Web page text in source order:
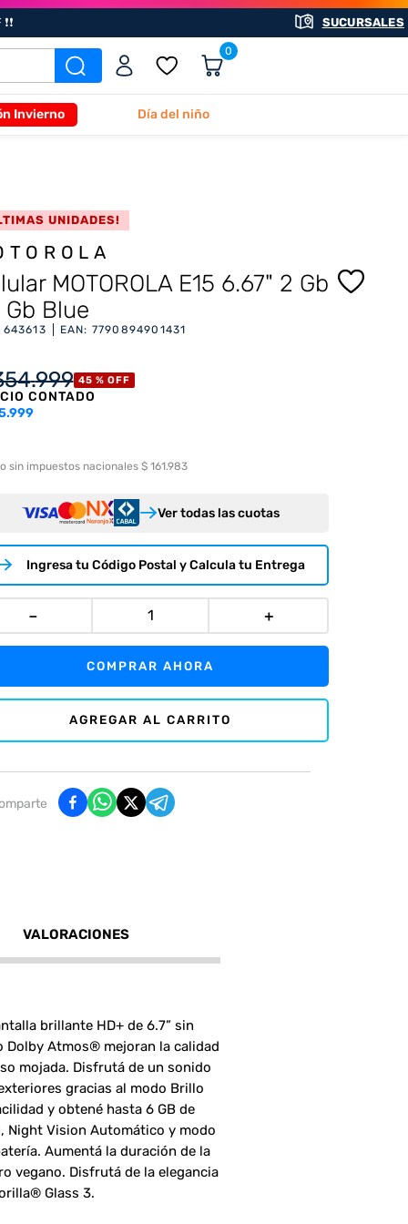
SUCURSALES
0
Invierno Día del niño
UNIDADES!
MOTOROLA E15 6.67" 2 Gb
Blue
643613 EAN: 7790894901431
.999 45 % OFF
CONTADO
sin impuestos nacionales $ 161.983
Ver todas las cuotas
Ingresa tu Código Postal y Calcula tu Entrega
＋
－
COMPRAR AHORA
AGREGAR AL CARRITO
VALORACIONES
brillante HD+ de 6.7” sin
Dolby Atmos® mejoran la calidad
mojada. Disfrutá de un sonido
gracias al modo Brillo
y obtené hasta 6 GB de
Night Vision Automático y modo
Aumentá la duración de la
vegano. Disfrutá de la elegancia
Glass 3.